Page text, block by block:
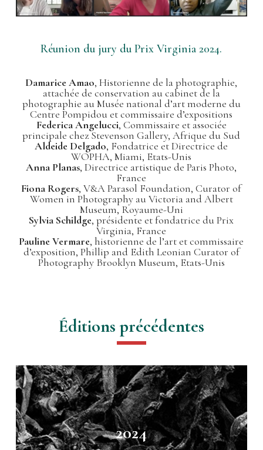
Réunion du jury du Prix Virginia 2024.
Damarice Amao,Historienne de la photographie,
attachée de conservation au cabinet de la
photographie au Musée national d’art moderne du
Centre Pompidou et commissaire d’expositions
Federica Angelucci, Commissaire et associée
principale chez Stevenson Gallery, Afrique du Sud
Aldeide Delgado, Fondatrice et Directrice de
WOPHA, Miami, Etats-Unis
Anna Planas,Directrice artistique de Paris Photo,
France
Fiona Rogers,V&A Parasol Foundation, Curator of
Women in Photography au Victoria and Albert
Museum, Royaume-Uni
Sylvia Schildge, présidente et fondatrice du Prix
Virginia, France
Pauline Vermare, historienne de l’art et commissaire
d’exposition, Phillip and Edith Leonian Curator of
Photography Brooklyn Museum, Etats-Unis
Éditions précédentes
2024